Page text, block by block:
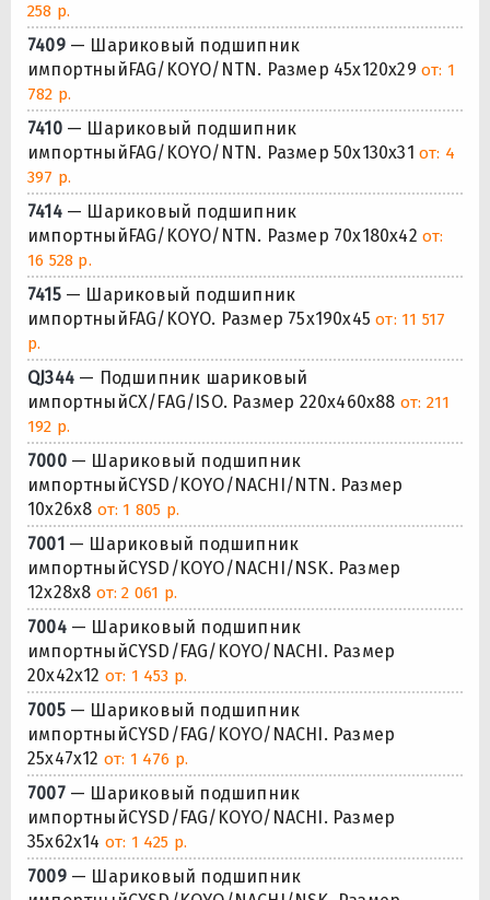
258 р.
7409— Шариковый подшипник
импортныйFAG/KOYO/NTN. Размер 45x120x29 от: 1
782 р.
7410— Шариковый подшипник
импортныйFAG/KOYO/NTN. Размер 50x130x31 от: 4
397 р.
7414— Шариковый подшипник
импортныйFAG/KOYO/NTN. Размер 70x180x42 от:
16 528 р.
7415— Шариковый подшипник
импортныйFAG/KOYO. Размер 75x190x45от: 11 517
р.
QJ344— Подшипник шариковый
импортныйCX/FAG/ISO. Размер 220x460x88 от: 211
192 р.
7000— Шариковый подшипник
импортныйCYSD/KOYO/NACHI/NTN. Размер
10x26x8 от: 1 805 р.
7001 — Шариковый подшипник
импортныйCYSD/KOYO/NACHI/NSK. Размер
12x28x8 от: 2 061 р.
7004— Шариковый подшипник
импортныйCYSD/FAG/KOYO/NACHI. Размер
20x42x12 от: 1 453 р.
7005— Шариковый подшипник
импортныйCYSD/FAG/KOYO/NACHI. Размер
25x47x12 от: 1 476 р.
7007— Шариковый подшипник
импортныйCYSD/FAG/KOYO/NACHI. Размер
35x62x14 от: 1 425 р.
7009— Шариковый подшипник